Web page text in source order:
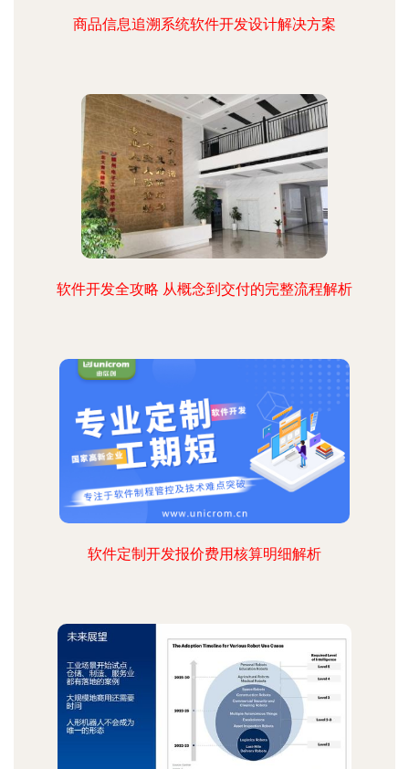
商品信息追溯系统软件开发设计解决方案
软件开发全攻略 从概念到交付的完整流程解析
软件定制开发报价费用核算明细解析